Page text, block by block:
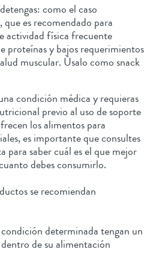
como el caso
es recomendado para
actividad física frecuente
proteínas y bajos requerimientos
muscular. Úsalo como snack
condición médica y requieras
previo al uso de soporte
los alimentos para
es importante que consultes
saber cuál es el que mejor
debes consumirlo.
se recomiendan
determinada tengan un
de su alimentación